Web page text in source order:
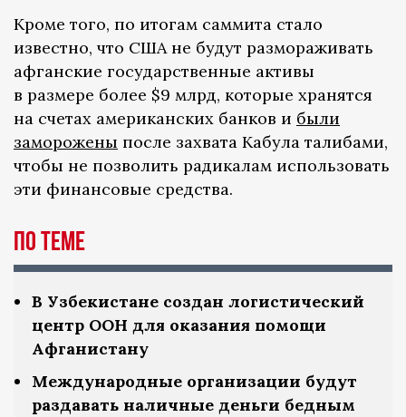
Кроме того, по итогам саммита стало
известно, что США не будут размораживать
афганские государственные активы
в размере более $9 млрд, которые хранятся
на счетах американских банков и были
заморожены после захвата Кабула талибами,
чтобы не позволить радикалам использовать
эти финансовые средства.
По теме
В Узбекистане создан логистический
центр ООН для оказания помощи
Афганистану
Международные организации будут
раздавать наличные деньги бедным